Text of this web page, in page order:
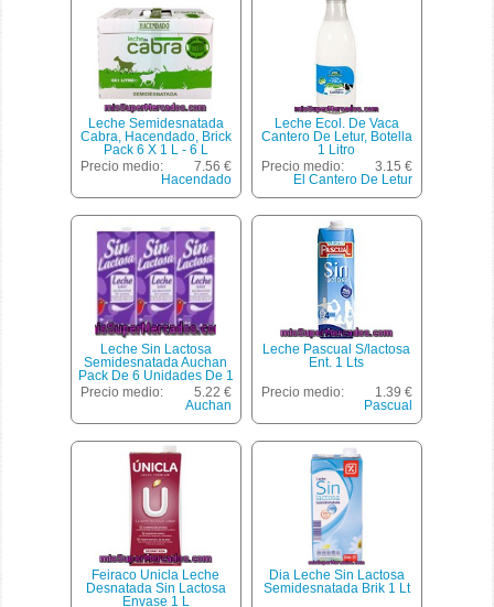
Leche Semidesnatada
Cabra, Hacendado, Brick
Pack 6 X 1 L - 6 L
Precio medio:
7.56 €
Hacendado
Leche Ecol. De Vaca
Cantero De Letur, Botella
1 Litro
Precio medio:
3.15 €
El Cantero De Letur
Leche Sin Lactosa
Semidesnatada Auchan
Pack De 6 Unidades De 1
Litro
Precio medio:
5.22 €
Auchan
Leche Pascual S/lactosa
Ent. 1 Lts
Precio medio:
1.39 €
Pascual
Feiraco Unicla Leche
Desnatada Sin Lactosa
Envase 1 L
Dia Leche Sin Lactosa
Semidesnatada Brik 1 Lt